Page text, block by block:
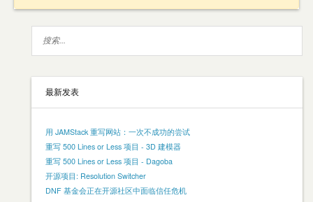
最新发表
用 JAMStack 重写网站：一次不成功的尝试
重写 500 Lines or Less 项目 - 3D 建模器
重写 500 Lines or Less 项目 - Dagoba
开源项目: Resolution Switcher
DNF 基金会正在开源社区中面临信任危机